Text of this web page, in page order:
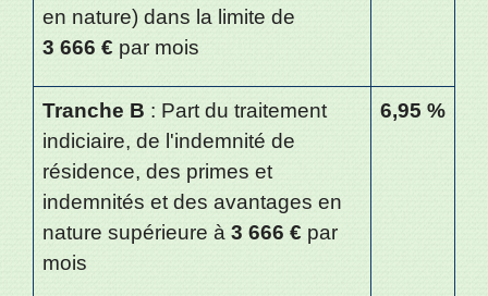
en nature) dans la limite de
3 666 € par mois
Tranche B : Part du traitement
indiciaire, de l'indemnité de
résidence, des primes et
indemnités et des avantages en
nature supérieure à 3 666 € par
mois
6,95 %